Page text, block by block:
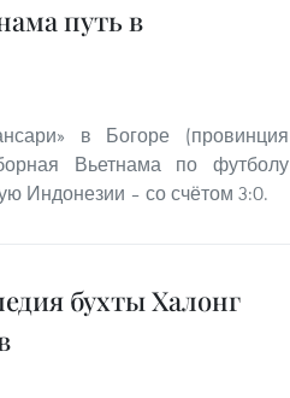
путь в
в Богоре (провинция
Вьетнама по футболу
Индонезии – со счётом 3:0.
бухты Халонг